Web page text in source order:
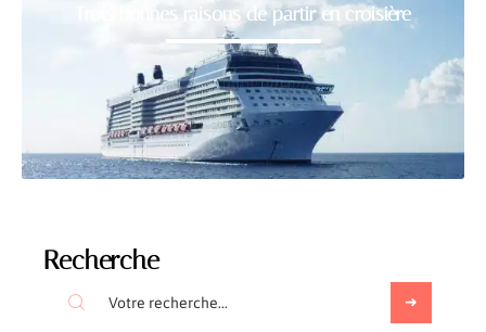
Trois bonnes raisons de partir en croisière
Recherche